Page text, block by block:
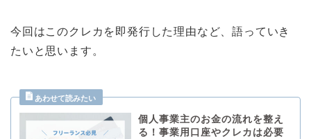
今回はこのクレカを即発行した理由など、語っていき
たいと思います。
個人事業主のお金の流れを整え
る！事業用口座やクレカは必要